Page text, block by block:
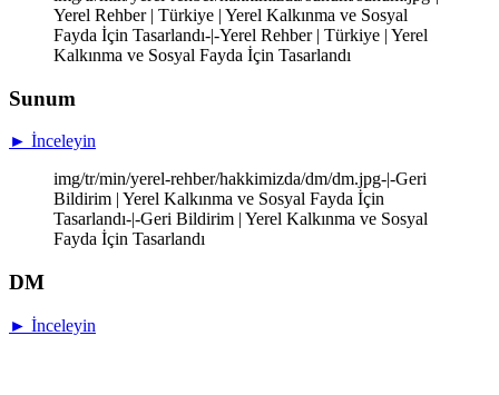
Yerel Rehber | Türkiye | Yerel Kalkınma ve Sosyal
Fayda İçin Tasarlandı-|-Yerel Rehber | Türkiye | Yerel
Kalkınma ve Sosyal Fayda İçin Tasarlandı
Sunum
► İnceleyin
img/tr/min/yerel-rehber/hakkimizda/dm/dm.jpg-|-Geri
Bildirim | Yerel Kalkınma ve Sosyal Fayda İçin
Tasarlandı-|-Geri Bildirim | Yerel Kalkınma ve Sosyal
Fayda İçin Tasarlandı
DM
► İnceleyin